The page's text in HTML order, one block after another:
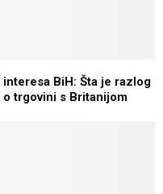
BiH: Šta je razlog
o trgovini s Britanijom